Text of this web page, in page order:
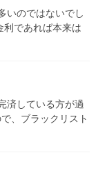
いのではないでし
利であれば本来は
済している方が過
、ブラックリスト